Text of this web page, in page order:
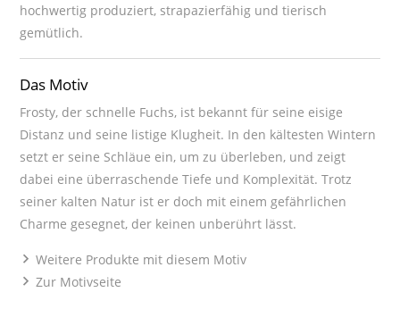
hochwertig produziert, strapazierfähig und tierisch
gemütlich.
Das Motiv
Frosty, der schnelle Fuchs, ist bekannt für seine eisige
Distanz und seine listige Klugheit. In den kältesten Wintern
setzt er seine Schläue ein, um zu überleben, und zeigt
dabei eine überraschende Tiefe und Komplexität. Trotz
seiner kalten Natur ist er doch mit einem gefährlichen
Charme gesegnet, der keinen unberührt lässt.
Weitere Produkte mit diesem Motiv
Zur Motivseite